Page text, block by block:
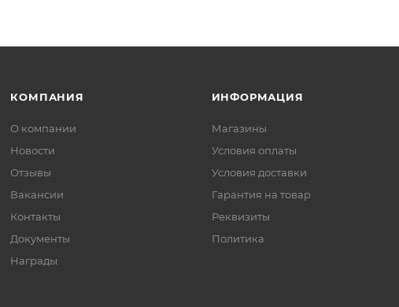
КОМПАНИЯ
О компании
Новости
Отзывы
Вакансии
Контакты
Документы
Награды
ИНФОРМАЦИЯ
Магазины
Условия оплаты
Условия доставки
Гарантия на товар
Реквизиты
Политика